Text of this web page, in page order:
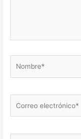
electrónico*